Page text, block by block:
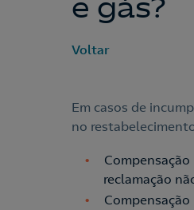
e gás?
Voltar
Em casos de
no
reclamação